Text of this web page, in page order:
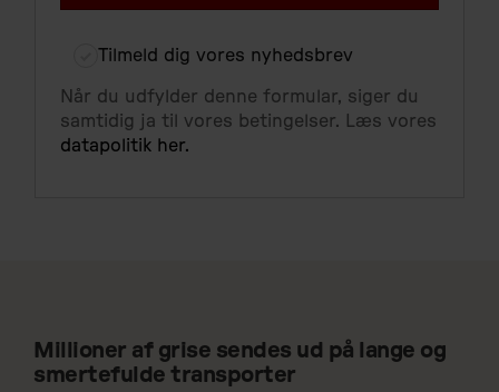
Millioner af grise sendes ud på lange og
smertefulde transporter